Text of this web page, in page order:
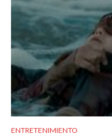
ENTRETENIMIENTO